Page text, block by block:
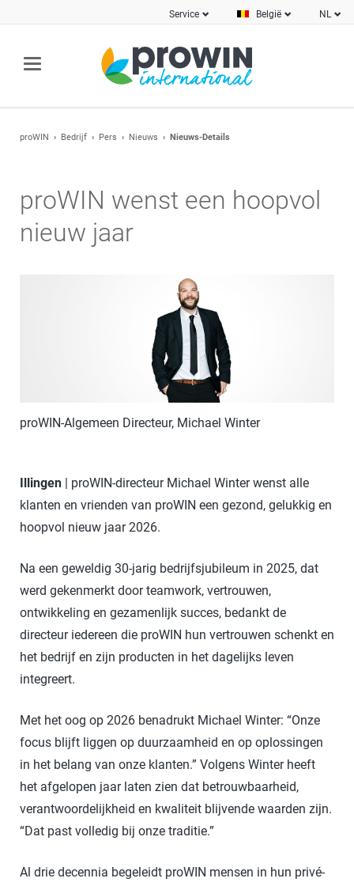
NL
België
Service
proWIN Bedrijf Pers Nieuws Nieuws-Details
proWIN wenst een hoopvol
nieuw jaar
proWIN-Algemeen Directeur, Michael Winter
Illingen
| proWIN-directeur Michael Winter wenst alle
klanten en vrienden van proWIN een gezond, gelukkig en
hoopvol nieuw jaar 2026.
Na een geweldig 30-jarig bedrijfsjubileum in 2025, dat
werd gekenmerkt door teamwork, vertrouwen,
ontwikkeling en gezamenlijk succes, bedankt de
directeur iedereen die proWIN hun vertrouwen schenkt en
het bedrijf en zijn producten in het dagelijks leven
integreert.
Met het oog op 2026 benadrukt Michael Winter: “Onze
focus blijft liggen op duurzaamheid en op oplossingen
in het belang van onze klanten.” Volgens Winter heeft
het afgelopen jaar laten zien dat betrouwbaarheid,
verantwoordelijkheid en kwaliteit blijvende waarden zijn.
“Dat past volledig bij onze traditie.”
Al drie decennia begeleidt proWIN mensen in hun privé-